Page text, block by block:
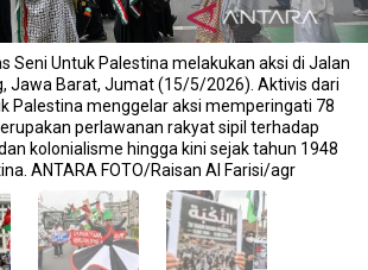
Seni Untuk Palestina melakukan aksi di Jalan
Jawa Barat, Jumat (15/5/2026). Aktivis dari
Palestina menggelar aksi memperingati 78
perlawanan rakyat sipil terhadap
kolonialisme hingga kini sejak tahun 1948
ANTARA FOTO/Raisan Al Farisi/agr